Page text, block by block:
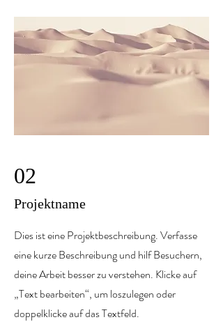
02
Projektname
Dies ist eine Projektbeschreibung. Verfasse
eine kurze Beschreibung und hilf Besuchern,
deine Arbeit besser zu verstehen. Klicke auf
„Text bearbeiten“, um loszulegen oder
doppelklicke auf das Textfeld.